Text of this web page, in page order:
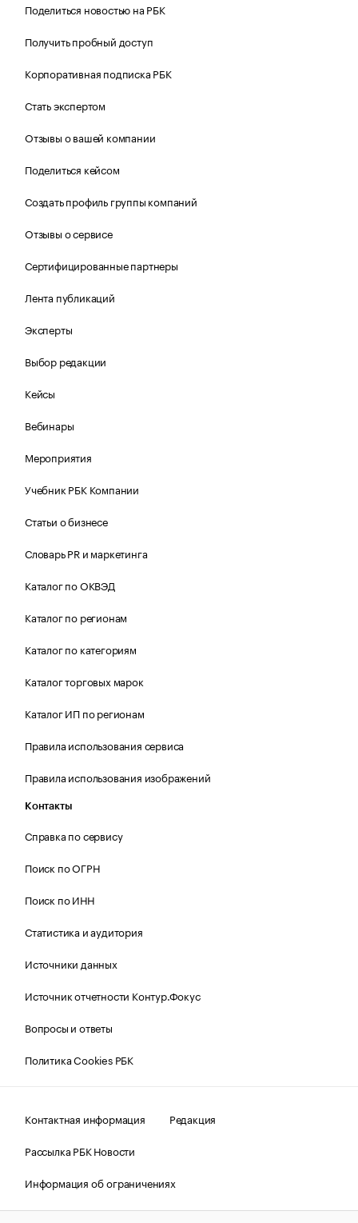
Поделиться новостью на РБК
Получить пробный доступ
Корпоративная подписка РБК
Стать экспертом
Отзывы о вашей компании
Поделиться кейсом
Создать профиль группы компаний
Отзывы о сервисе
Сертифицированные партнеры
Лента публикаций
Эксперты
Выбор редакции
Кейсы
Вебинары
Мероприятия
Учебник РБК Компании
Статьи о бизнесе
Словарь PR и маркетинга
Каталог по ОКВЭД
Каталог по регионам
Каталог по категориям
Каталог торговых марок
Каталог ИП по регионам
Правила использования сервиса
Правила использования изображений
Контакты
Справка по сервису
Поиск по ОГРН
Поиск по ИНН
Статистика и аудитория
Источники данных
Источник отчетности Контур.Фокус
Вопросы и ответы
Политика Cookies РБК
Контактная информация
Редакция
Рассылка РБК Новости
Информация об ограничениях
Правовая информация
О соблюдении авторских прав